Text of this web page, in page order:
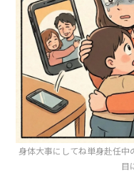
身体大事にしてね単身赴任
目